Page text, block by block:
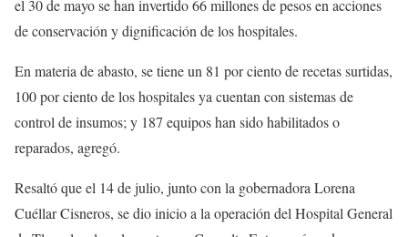
el 30 de mayo se han invertido 66 millones de pesos en acciones
de conservación y dignificación de los hospitales.
En materia de abasto, se tiene un 81 por ciento de recetas surtidas,
100 por ciento de los hospitales ya cuentan con sistemas de
control de insumos; y 187 equipos han sido habilitados o
reparados, agregó.
Resaltó que el 14 de julio, junto con la gobernadora Lorena
Cuéllar Cisneros, se dio inicio a la operación del Hospital General